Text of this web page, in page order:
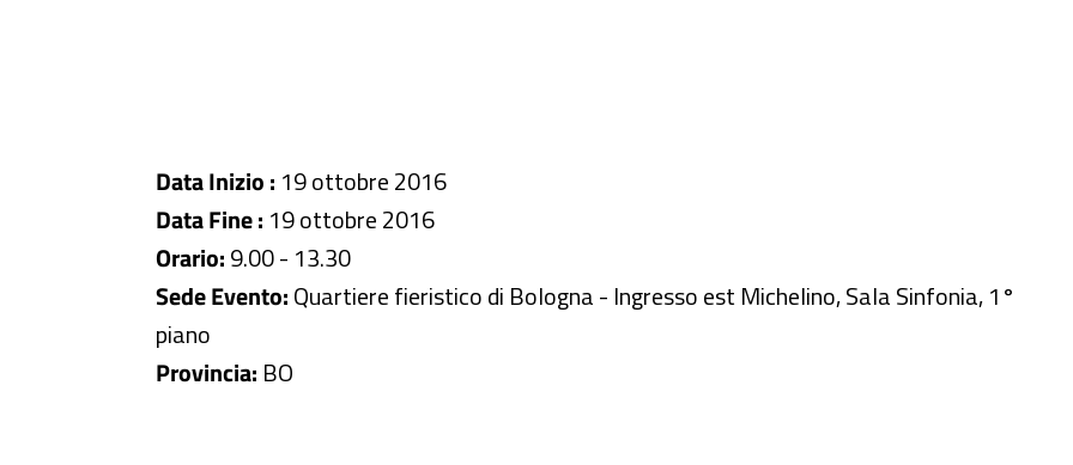
Data Inizio : 19 ottobre 2016
Data Fine : 19 ottobre 2016
Orario:9.00 - 13.30
Sede Evento:Quartiere fieristico di Bologna - Ingresso est Michelino, Sala Sinfonia, 1°
piano
Provincia: BO